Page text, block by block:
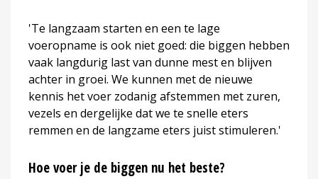
'Te langzaam starten en een te lage
voeropname is ook niet goed: die biggen hebben
vaak langdurig last van dunne mest en blijven
achter in groei. We kunnen met de nieuwe
kennis het voer zodanig afstemmen met zuren,
vezels en dergelijke dat we te snelle eters
remmen en de langzame eters juist stimuleren.'
Hoe voer je de biggen nu het beste?